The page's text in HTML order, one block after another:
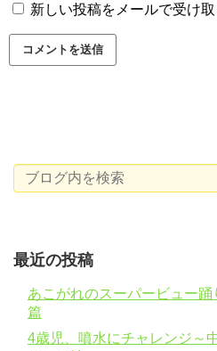
新しい投稿をメールで受け取
最近の投稿
あこがれのスーパービュー
篇
4歳児、噴水にチャレンジ～